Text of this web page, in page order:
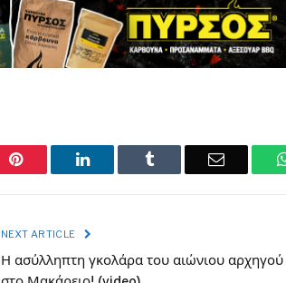
Pinterest LinkedIn Tumblr Email
NEXT ARTICLE
Η ασύλληπτη γκολάρα του αιώνιου αρχηγού